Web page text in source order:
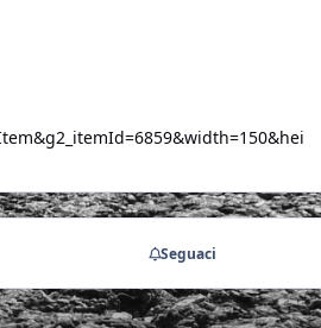
Seguaci